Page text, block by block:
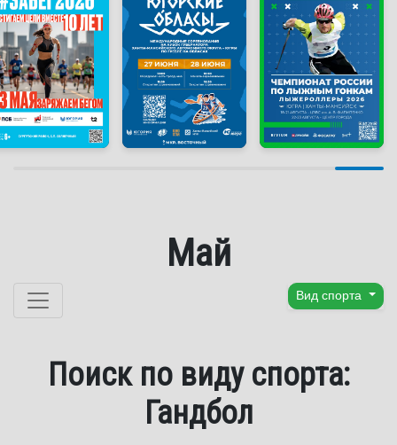
Май
Перейти к содержанию Вид спорта
Поиск по виду спорта:
Гандбол